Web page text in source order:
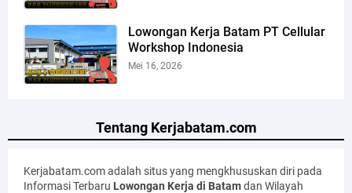
Lowongan Kerja Batam PT Cellular
Workshop Indonesia
Mei 16, 2026
Tentang Kerjabatam.com
Kerjabatam.com adalah situs yang mengkhususkan diri pada
Informasi Terbaru Lowongan Kerja di Batamdan Wilayah